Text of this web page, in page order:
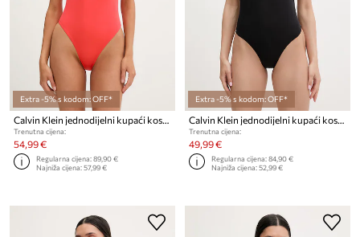
Extra -5% s kodom: OFF*
Calvin Klein jednodijelni kupaći kostim za žene
Trenutna cijena:
54,99 €
Regularna cijena:89,90 €
Najniža cijena:57,99 €
Extra -5% s kodom: OFF*
Calvin Klein jednodijelni kupaći kostim za žene
Trenutna cijena:
49,99 €
Regularna cijena:84,90 €
Najniža cijena:52,99 €